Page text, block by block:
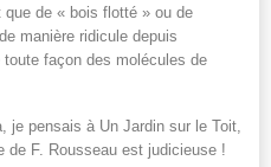
que de « bois flotté » ou de
manière ridicule depuis
façon des molécules de
je pensais à Un Jardin sur le Toit,
de F. Rousseau est judicieuse !